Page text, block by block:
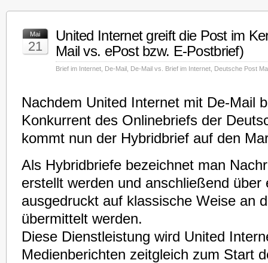
Mai
21
United Internet greift die Post im
Mail vs. ePost bzw. E-Postbrief)
Brief im Internet De-Mail De-Mail vs. Brief im Internet Deutsche Post
Nachdem United Internet mit De-Mail
Konkurrent des Onlinebriefs der
kommt nun der Hybridbrief auf den
Als Hybridbriefe bezeichnet man
erstellt werden und anschließend über
ausgedruckt auf klassische Weise an
übermittelt werden.
Diese Dienstleistung wird United
Medienberichten zeitgleich zum Start